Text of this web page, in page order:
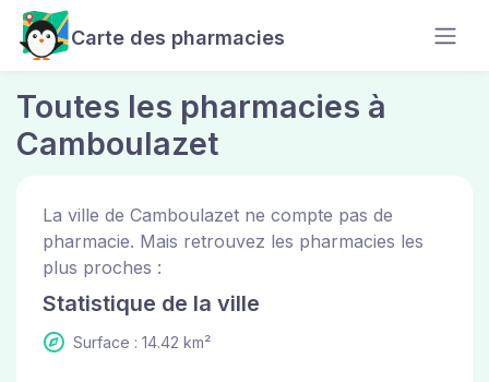
Carte des pharmacies
Toutes les pharmacies à
Camboulazet
La ville de Camboulazet ne compte pas de
pharmacie. Mais retrouvez les pharmacies les
plus proches :
Statistique de la ville
Surface : 14.42 km²